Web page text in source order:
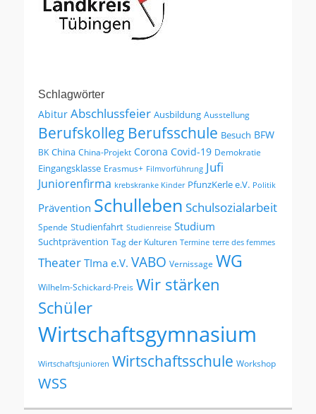
Schlagwörter
Abitur Abschlussfeier Ausbildung Ausstellung
Berufskolleg Berufsschule Besuch BFW
BK China China-Projekt Corona Covid-19 Demokratie
Eingangsklasse Erasmus+ Filmvorführung Jufi
Juniorenfirma krebskranke Kinder PfunzKerle e.V. Politik
Prävention Schulleben Schulsozialarbeit
Spende Studienfahrt Studienreise Studium
Suchtprävention Tag der Kulturen Termine terre des femmes
Theater TIma e.V. VABO Vernissage WG
Wilhelm-Schickard-Preis Wir stärken
Schüler
Wirtschaftsgymnasium
Wirtschaftsjunioren Wirtschaftsschule Workshop
WSS